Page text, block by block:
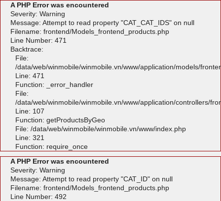
A PHP Error was encountered
Severity: Warning
Message: Attempt to read property "CAT_CAT_IDS" on null
Filename: frontend/Models_frontend_products.php
Line Number: 471
Backtrace:
File:
/data/web/winmobile/winmobile.vn/www/application/models/
Line: 471
Function: _error_handler
File:
/data/web/winmobile/winmobile.vn/www/application/controllers/
Line: 107
Function: getProductsByGeo
File: /data/web/winmobile/winmobile.vn/www/index.php
Line: 321
Function: require_once
A PHP Error was encountered
Severity: Warning
Message: Attempt to read property "CAT_ID" on null
Filename: frontend/Models_frontend_products.php
Line Number: 492